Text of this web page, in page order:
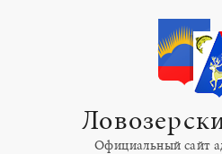
Официальный сайт